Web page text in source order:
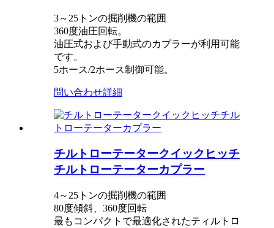
3～25トンの掘削機の範囲
360度油圧回転。
油圧式および手動式のカプラーが利用可能
です。
5ホース/2ホース制御可能。
問い合わせ詳細
チルトローテータークイックヒッチ
チルトローテーターカプラー
4～25トンの掘削機の範囲
80度傾斜、360度回転
最もコンパクトで最適化されたティルトロ